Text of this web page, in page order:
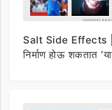
Salt Side Effects |
निर्माण होऊ शकतात